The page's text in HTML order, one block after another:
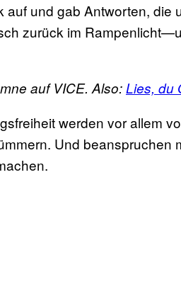
auf und gab Antworten, die
zurück im
auf VICE. Also:Lies, du
werden vor allem
Und beanspruchen